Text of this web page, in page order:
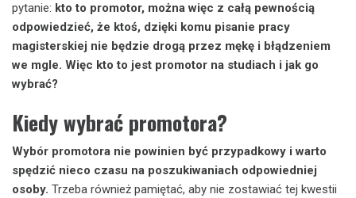
pytanie: kto to promotor, można więc z całą pewnością
odpowiedzieć, że ktoś, dzięki komu pisanie pracy
magisterskiej nie będzie drogą przez mękę i błądzeniem
we mgle. Więc kto to jest promotor na studiach i jak go
wybrać?
Kiedy wybrać promotora?
Wybór promotora nie powinien być przypadkowy i warto
spędzić nieco czasu na poszukiwaniach odpowiedniej
osoby. Trzeba również pamiętać, aby nie zostawiać tej kwestii